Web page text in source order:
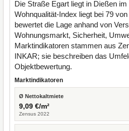
Die Straße Egart liegt in Dießen
Wohnqualität-Index liegt bei 79
bewertet die Lage anhand von
Wohnungsmarkt, Sicherheit,
Marktindikatoren stammen aus
INKAR; sie beschreiben das
Objektbewertung.
Marktindikatoren
Ø Nettokaltmiete
9,09 €/m²
Zensus 2022